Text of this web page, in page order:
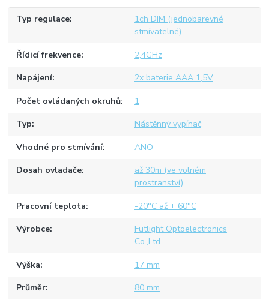
Typ regulace
1ch DIM (jednobarevné
stmívatelné)
Řídicí frekvence 2,4GHz
Napájení 2x baterie AAA 1,5V
Počet ovládaných okruhů 1
Typ Nástěnný vypínač
Vhodné pro stmívání ANO
Dosah ovladače
až 30m (ve volném
prostranství)
Pracovní teplota -20°C až + 60°C
Výrobce
Futlight Optoelectronics
Co.,Ltd
Výška 17 mm
Průměr 80 mm